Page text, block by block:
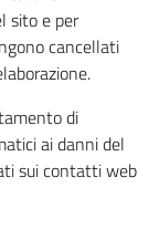
sito e per
cancellati
di
ai danni del
sui contatti web